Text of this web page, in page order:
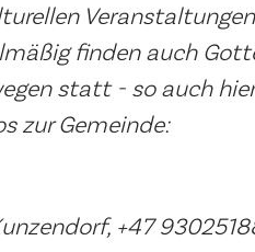
finden auch
statt - so auch
zur Gemeinde:
+47